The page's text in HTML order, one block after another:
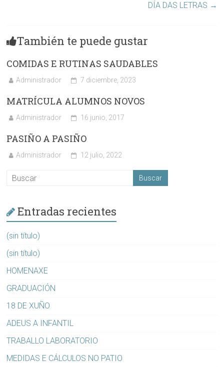
DÍA DAS LETRAS →
También te puede gustar
COMIDAS E RUTINAS SAUDABLES
Administrador 7 diciembre, 2023
MATRÍCULA ALUMNOS NOVOS
Administrador 16 junio, 2017
PASIÑO A PASIÑO
Administrador 12 julio, 2022
Entradas recientes
(sin título)
(sin título)
HOMENAXE
GRADUACIÓN
18 DE XUÑO
ADEUS A INFANTIL
TRABALLO LABORATORIO
MEDIDAS E CÁLCULOS NO PATIO